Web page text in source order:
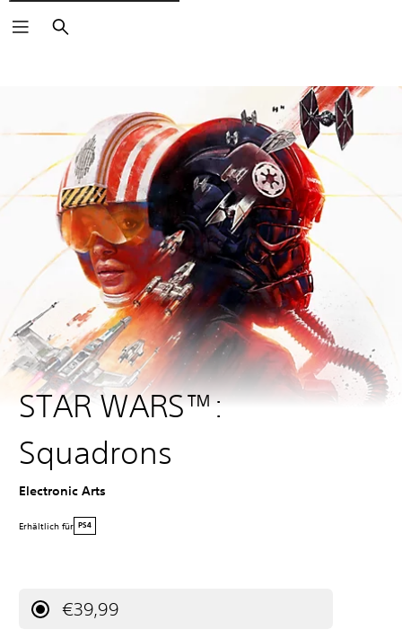
Suchen
STAR WARS™:
Squadrons
Electronic Arts
Erhältlich für PS4
€39,99